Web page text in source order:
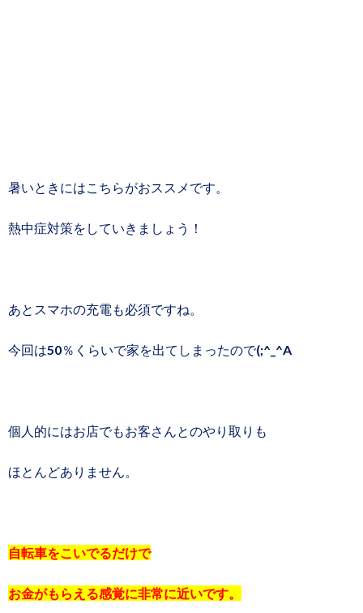
暑いときにはこちらがおススメです。
熱中症対策をしていきましょう！
あとスマホの充電も必須ですね。
今回は50％くらいで家を出てしまったので(;^_^A
個人的にはお店でもお客さんとのやり取りも
ほとんどありません。
自転車をこいでるだけで
お金がもらえる感覚に非常に近いです。